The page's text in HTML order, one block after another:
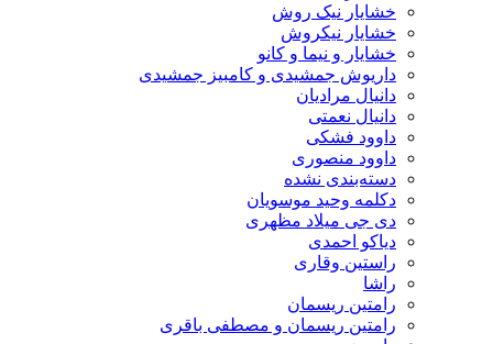
خشایار نیک روش
خشایار نیکروش
خشایار و نیما و کانو
داریوش جمشیدی و کامبیز جمشیدی
دانیال مرادیان
دانیال نعمتی
داوود فشکی
داوود منصوری
دسته‌بندی نشده
دکلمه وحید موسویان
دی جی میلاد مظهری
دیاکو احمدی
راستین وقاری
راشا
رامتین ریسمان
رامتین ریسمان و مصطفی باقری